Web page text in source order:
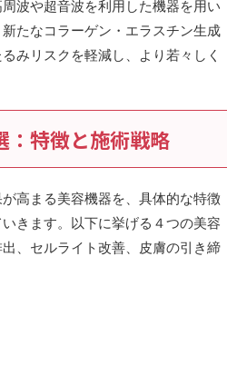
波や超音波を利用した機器を用い
たなコラーゲン・エラスチン生成
みリスクを軽減し、より若々しく
：特徴と施術戦略
高まる美容機器を、具体的な特徴
きます。以下に挙げる４つの美容
、セルライト改善、皮膚の引き締